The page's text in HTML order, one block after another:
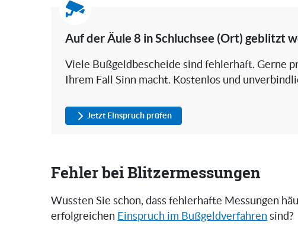
Auf der Äule 8 in Schluchsee (Ort) geblitzt
Viele Bußgeldbescheide sind fehlerhaft. Gerne
Ihrem Fall Sinn macht. Kostenlos und
Jetzt Einspruch prüfen
Fehler bei Blitzermessungen
Wussten Sie schon, dass fehlerhafte Messungen
erfolgreichen Einspruch im Bußgeldverfahren sind?